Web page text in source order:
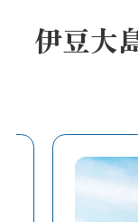
伊豆大